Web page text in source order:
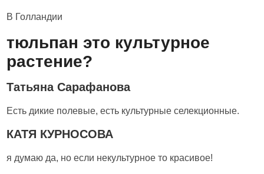
В Голландии
тюльпан это культурное
растение?
Татьяна Сарафанова
Есть дикие полевые, есть культурные селекционные.
КАТЯ КУРНОСОВА
я думаю да, но если некультурное то красивое!